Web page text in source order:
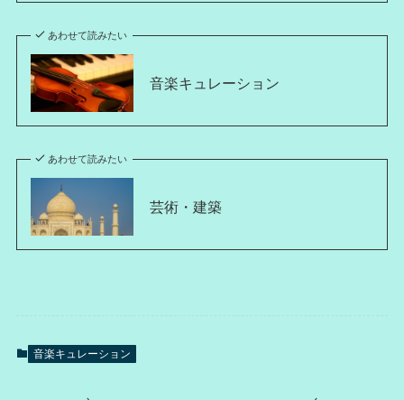
あわせて読みたい
音楽キュレーション
あわせて読みたい
芸術・建築
音楽キュレーション